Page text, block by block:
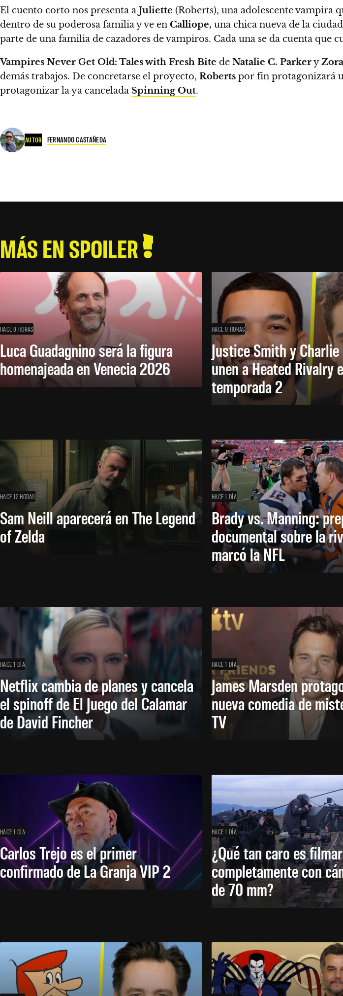
El cuento corto nos presenta a Juliette (Roberts), una adolescente vampira
dentro de su poderosa familia y ve en Calliope, una chica nueva de la
parte de una familia de cazadores de vampiros. Cada una se da cuenta
Vampires Never Get Old: Tales with Fresh Bite de Natalie C. Parkery
demás trabajos. De concretarse el proyecto, Roberts por fin protagonizará
protagonizar la ya cancelada Spinning Out.
AUTOR FERNANDO CASTAÑEDA
MÁS EN SPOILER
HACE 8 HORAS
Luca Guadagnino será la figura
homenajeada en Venecia 2026
HACE 9 HORAS
Justice Smith y
unen a Heated Rivalry
temporada 2
HACE 12 HORAS
Sam Neill aparecerá en The Legend
of Zelda
HACE 1 DÍA
Brady vs. Manning:
documental sobre la
marcó la NFL
HACE 1 DÍA
Netflix cambia de planes y cancela
el spinoff de El Juego del Calamar
de David Fincher
HACE 1 DÍA
James Marsden
nueva comedia de
TV
HACE 1 DÍA
Carlos Trejo es el primer
confirmado de La Granja VIP 2
HACE 1 DÍA
¿Qué tan caro es
completamente con
de 70 mm?